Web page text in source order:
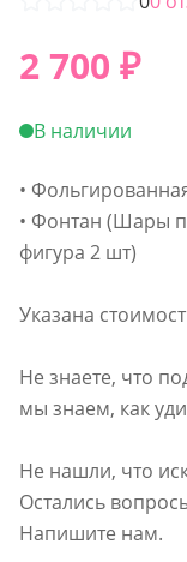
2 700 ₽
В наличии
•
• Фонтан (Шары
фигура 2 шт)
Указана
Не знаете, что
мы знаем, как
Не нашли, что
Остались
Напишите нам.